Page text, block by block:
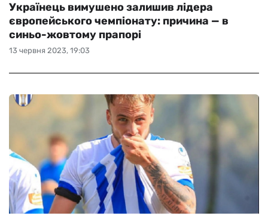
13 червня 2023, 19:03
Українець вимушено залишив лідера
європейського чемпіонату: причина — в
синьо-жовтому прапорі